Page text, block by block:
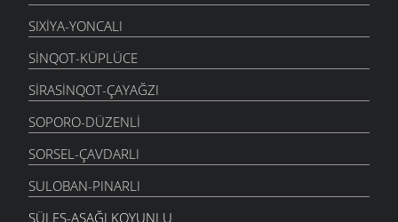
SIXIYA-YONCALI
SINQOT-KÜPLÜCE
SIRASINQOT-ÇAYAĞZI
SOPORO-DÜZENLI
SORSEL-ÇAVDARLI
SULOBAN-PINARLI
SÜLES-AŞAĞI KOYUNLU